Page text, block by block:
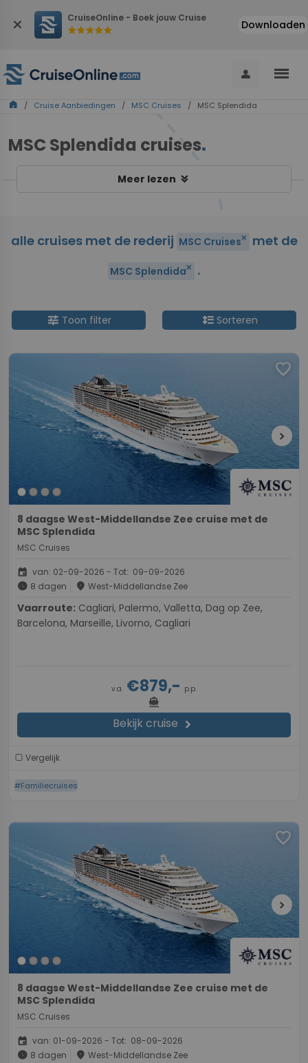
close CruiseOnline - Boek jouw Cruise
starstarstarstarstar Downloaden
person menu
home / Cruise Aanbiedingen / MSC Cruises / MSC Splendida
MSC Splendida cruises.
Meer lezen keyboard_double_arrow_down
alle cruises met de rederij MSC Cruisesclose met de
MSC Splendidaclose .
tune Toon filter format_line_spacingSorteren
favorite
chevron_right
8 daagse West-Middellandse Zee cruise met de
MSC Splendida
MSC Cruises
event van: 02-09-2026 - Tot: 09-09-2026
schedule 8 dagen place West-Middellandse Zee
Vaarroute:
Barcelona, Marseille, Livorno, Cagliari
v.a. €879,- p.p.
directions_boat
Bekijk cruise chevron_right
Vergelijk
#Familiecruises
favorite
chevron_right
8 daagse West-Middellandse Zee cruise met de
MSC Splendida
MSC Cruises
event van: 01-09-2026 - Tot: 08-09-2026
schedule 8 dagen place West-Middellandse Zee